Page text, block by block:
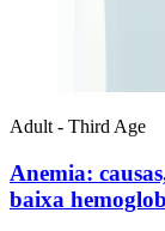
Adult - Third Age
Anemia:
baixa